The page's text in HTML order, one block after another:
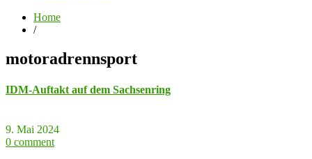
Home
/
motoradrennsport
IDM-Auftakt auf dem Sachsenring
9. Mai 2024
0 comment